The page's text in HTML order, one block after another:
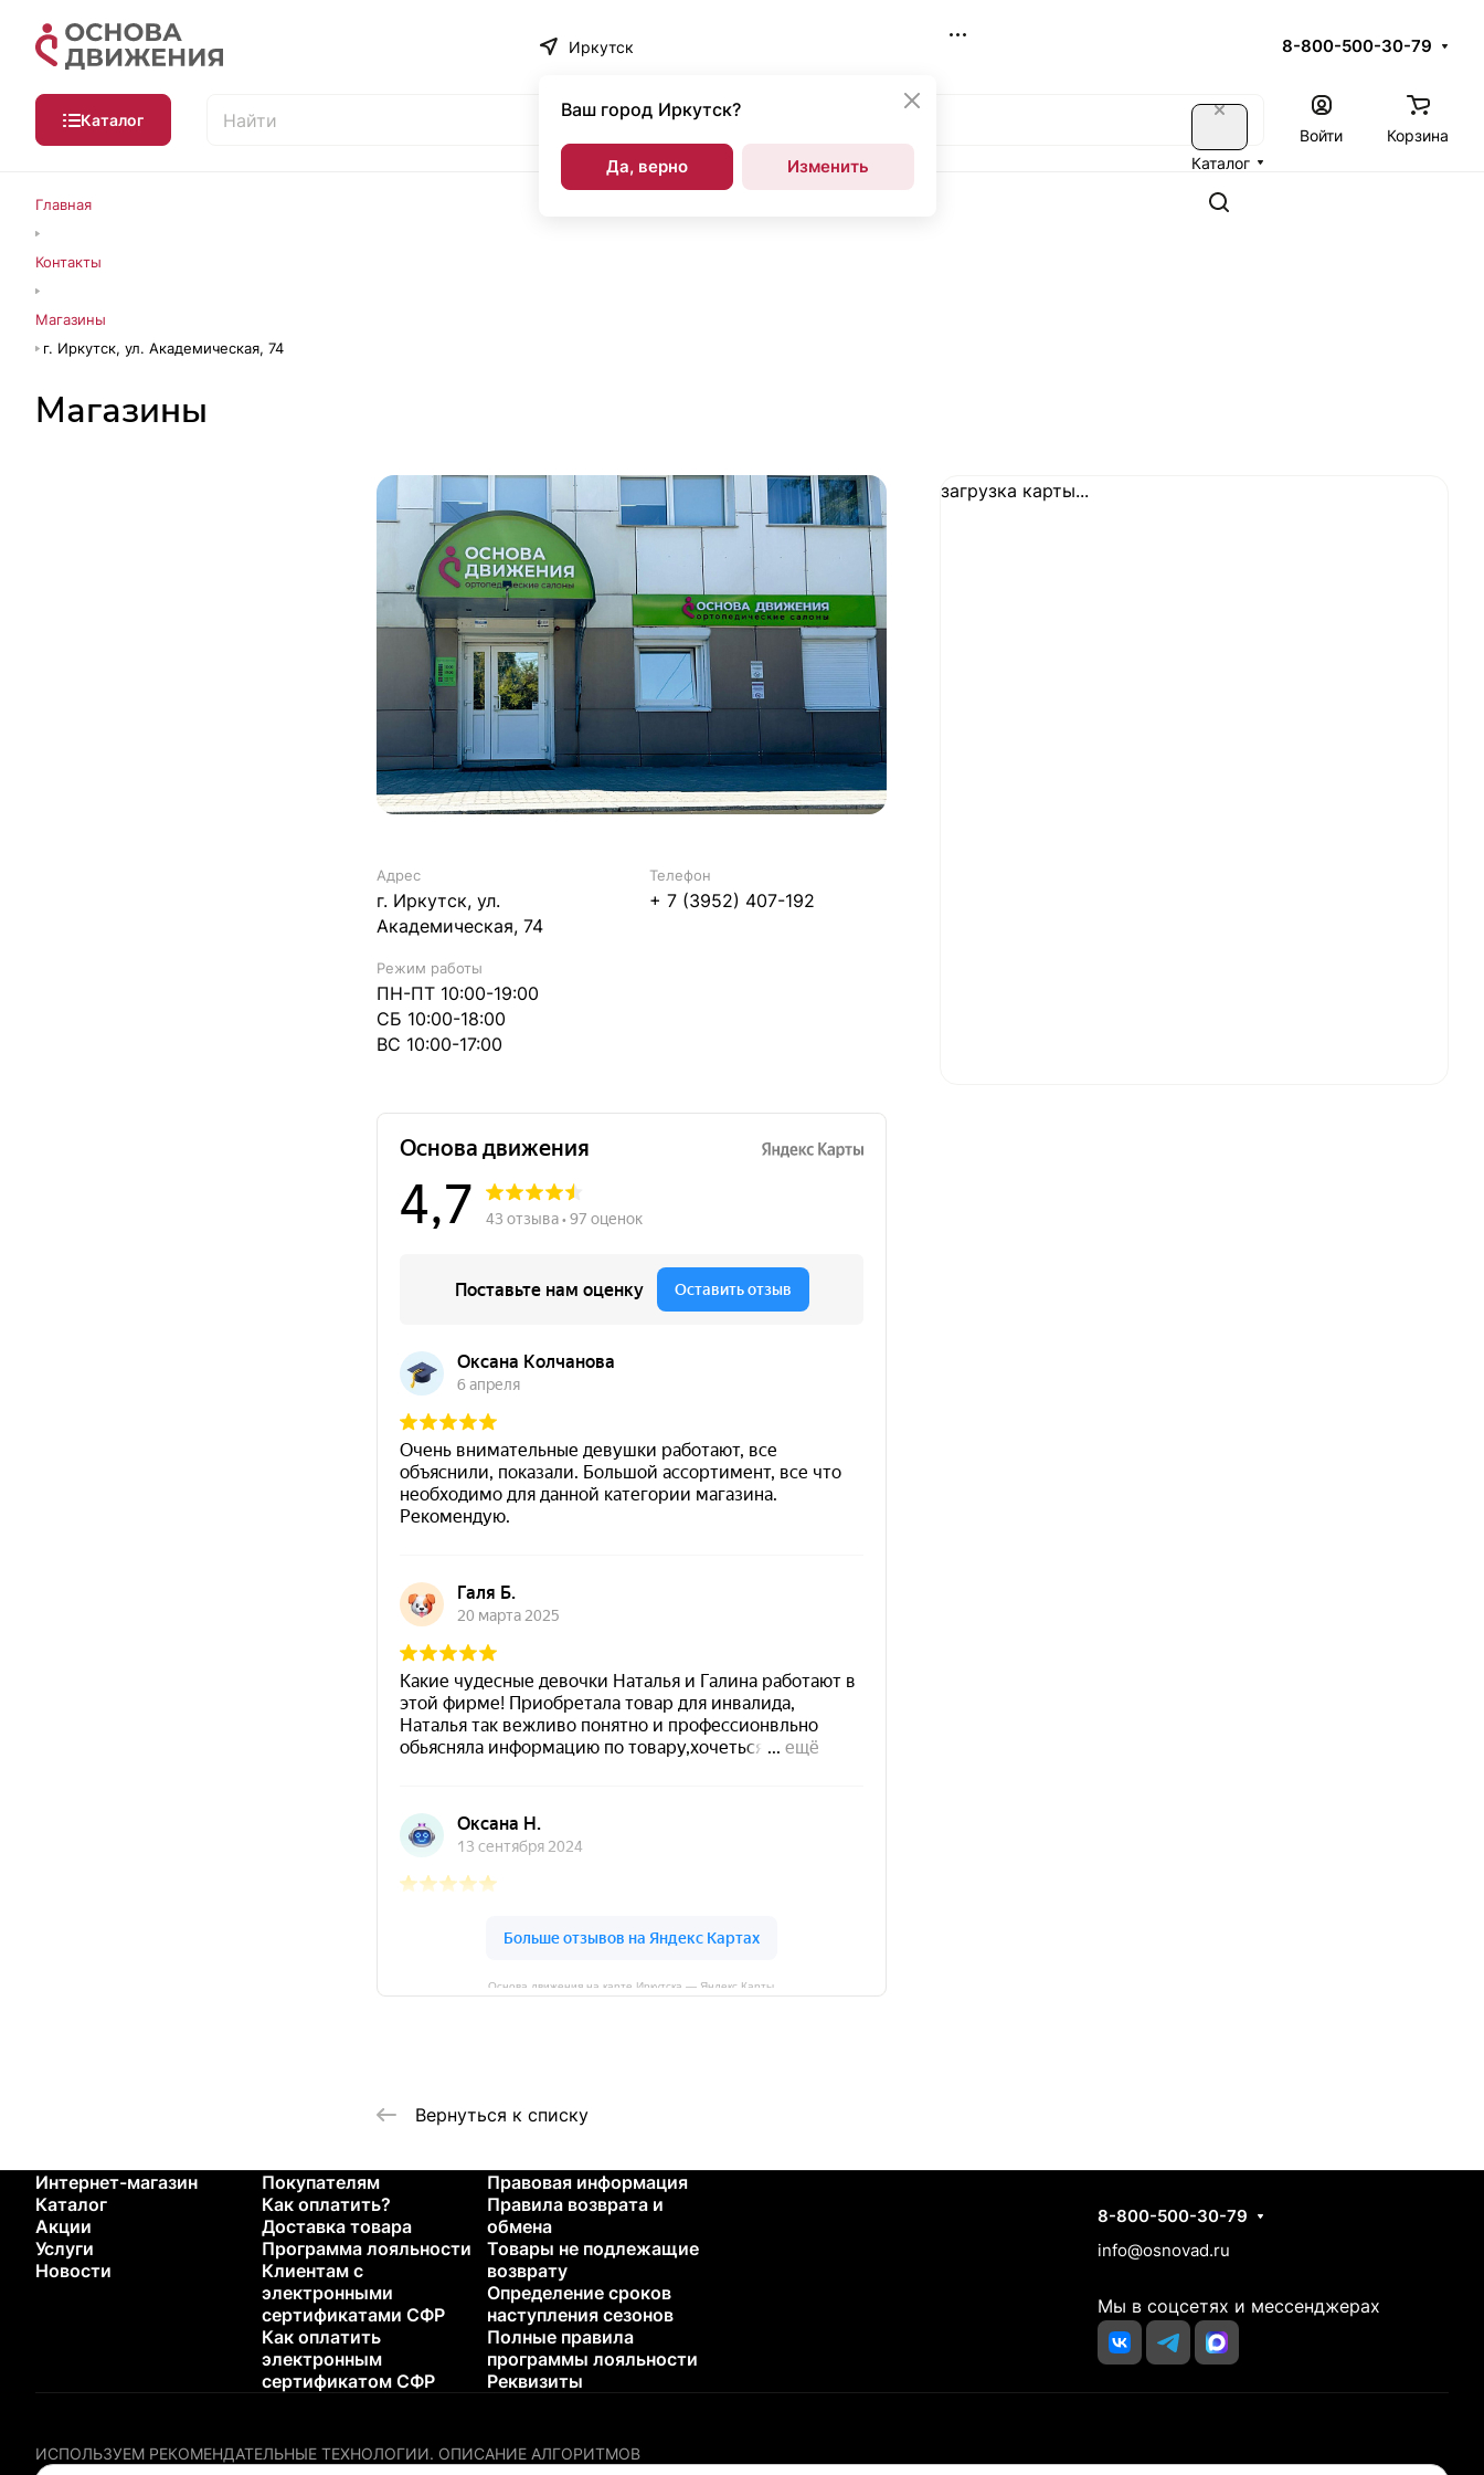
Иркутск
Ваш город Иркутск?
Да, верно Изменить
8-800-500-30-79
Каталог
Каталог
Войти Корзина
Главная
Контакты
Магазины
г. Иркутск, ул. Академическая, 74
Магазины
Адрес
г. Иркутск, ул.
Академическая, 74
Режим работы
ПН-ПТ 10:00-19:00
СБ 10:00-18:00
ВС 10:00-17:00
Телефон
+ 7 (3952) 407-192
Основа движения на карте Иркутска — Яндекс Карты
загрузка карты...
Вернуться к списку
Интернет-магазин
Каталог
Акции
Услуги
Новости
Покупателям
Как оплатить?
Доставка товара
Программа лояльности
Клиентам с
электронными
сертификатами СФР
Как оплатить
электронным
сертификатом СФР
Правовая информация
Правила возврата и
обмена
Товары не подлежащие
возврату
Определение сроков
наступления сезонов
Полные правила
программы лояльности
Реквизиты
8-800-500-30-79
info@osnovad.ru
Мы в соцсетях и мессенджерах
ИСПОЛЬЗУЕМ РЕКОМЕНДАТЕЛЬНЫЕ ТЕХНОЛОГИИ. ОПИСАНИЕ АЛГОРИТМОВ